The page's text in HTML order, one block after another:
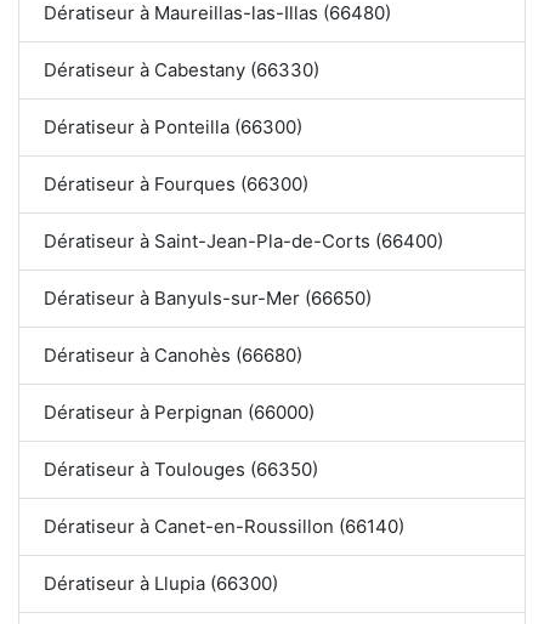
Dératiseur à Maureillas-las-Illas (66480)
Dératiseur à Cabestany (66330)
Dératiseur à Ponteilla (66300)
Dératiseur à Fourques (66300)
Dératiseur à Saint-Jean-Pla-de-Corts (66400)
Dératiseur à Banyuls-sur-Mer (66650)
Dératiseur à Canohès (66680)
Dératiseur à Perpignan (66000)
Dératiseur à Toulouges (66350)
Dératiseur à Canet-en-Roussillon (66140)
Dératiseur à Llupia (66300)